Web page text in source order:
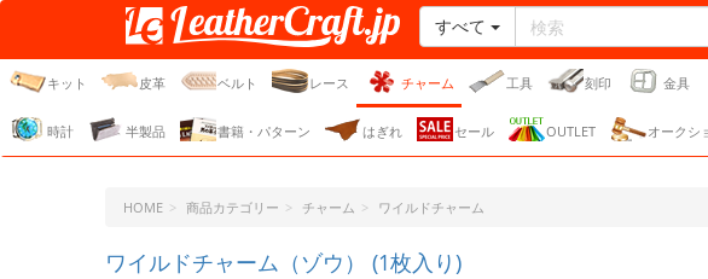
レザークラフト・ドット・
ジェーピー
すべて
キット 皮革 ベルト レース チャーム 工具 刻印 金具
時計 半製品 書籍・パターン はぎれ セール OUTLET オークシ
HOME 商品カテゴリー チャーム ワイルドチャーム
ワイルドチャーム（ゾウ） (1枚入り)